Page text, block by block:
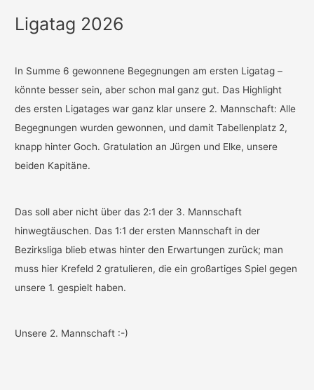
Ligatag 2026
In Summe 6 gewonnene Begegnungen am ersten Ligatag –
könnte besser sein, aber schon mal ganz gut. Das Highlight
des ersten Ligatages war ganz klar unsere 2. Mannschaft: Alle
Begegnungen wurden gewonnen, und damit Tabellenplatz 2,
knapp hinter Goch. Gratulation an Jürgen und Elke, unsere
beiden Kapitäne.
Das soll aber nicht über das 2:1 der 3. Mannschaft
hinwegtäuschen. Das 1:1 der ersten Mannschaft in der
Bezirksliga blieb etwas hinter den Erwartungen zurück; man
muss hier Krefeld 2 gratulieren, die ein großartiges Spiel gegen
unsere 1. gespielt haben.
Unsere 2. Mannschaft :-)